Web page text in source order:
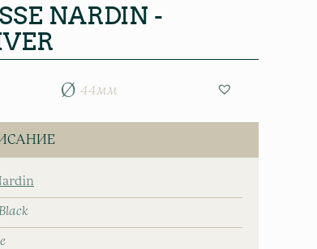
NARDIN -
44мм